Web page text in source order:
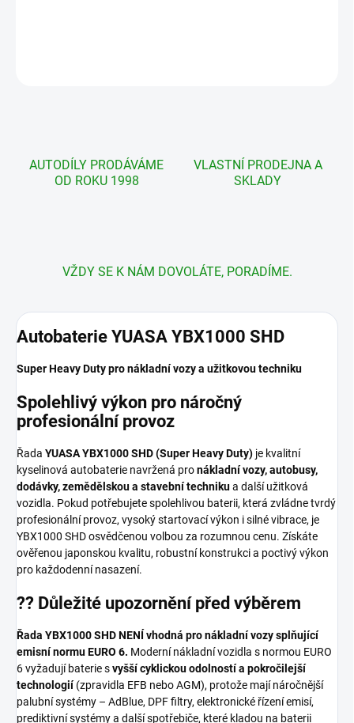
AUTODÍLY PRODÁVÁME
OD ROKU 1998
VLASTNÍ PRODEJNA A
SKLADY
VŽDY SE K NÁM DOVOLÁTE, PORADÍME.
Autobaterie YUASA YBX1000 SHD
Super Heavy Duty pro nákladní vozy a užitkovou techniku
Spolehlivý výkon pro náročný
profesionální provoz
Řada YUASA YBX1000 SHD (Super Heavy Duty) je kvalitní
kyselinová autobaterie navržená pronákladní vozy, autobusy,
dodávky, zemědělskou a stavební technikua další užitková
vozidla. Pokud potřebujete spolehlivou baterii, která zvládne tvrdý
profesionální provoz, vysoký startovací výkon i silné vibrace, je
YBX1000 SHD osvědčenou volbou za rozumnou cenu. Získáte
ověřenou japonskou kvalitu, robustní konstrukci a poctivý výkon
pro každodenní nasazení.
?? Důležité upozornění před výběrem
Řada YBX1000 SHD NENÍ vhodná pro nákladní vozy splňující
emisní normu EURO 6. Moderní nákladní vozidla s normou EURO
6 vyžadují baterie svyšší cyklickou odolností a pokročilejší
technologií(zpravidla EFB nebo AGM), protože mají náročnější
palubní systémy – AdBlue, DPF filtry, elektronické řízení emisí,
prediktivní systémy a další spotřebiče, které kladou na baterii